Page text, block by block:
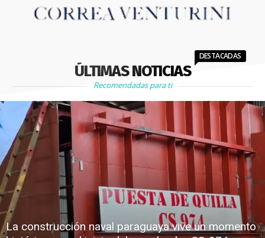
ÚLTIMAS NOTICIAS
DESTACADAS
Recomendadas para ti
La construcción naval paraguaya vive un momento